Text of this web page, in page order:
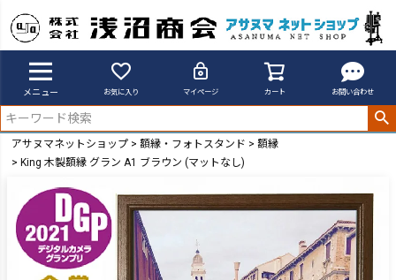
メニュー お気に入り マイページ カート お問い合わせ
アサヌマネットショップ 額縁・フォトスタンド
額縁
King 木製額縁 グラン A1 ブラウン (マットなし)